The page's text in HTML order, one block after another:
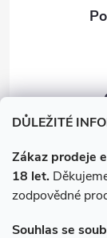
DŮLEŽITÉ
Zákaz prodeje
18 let.
zodpovědné
Souhlas se